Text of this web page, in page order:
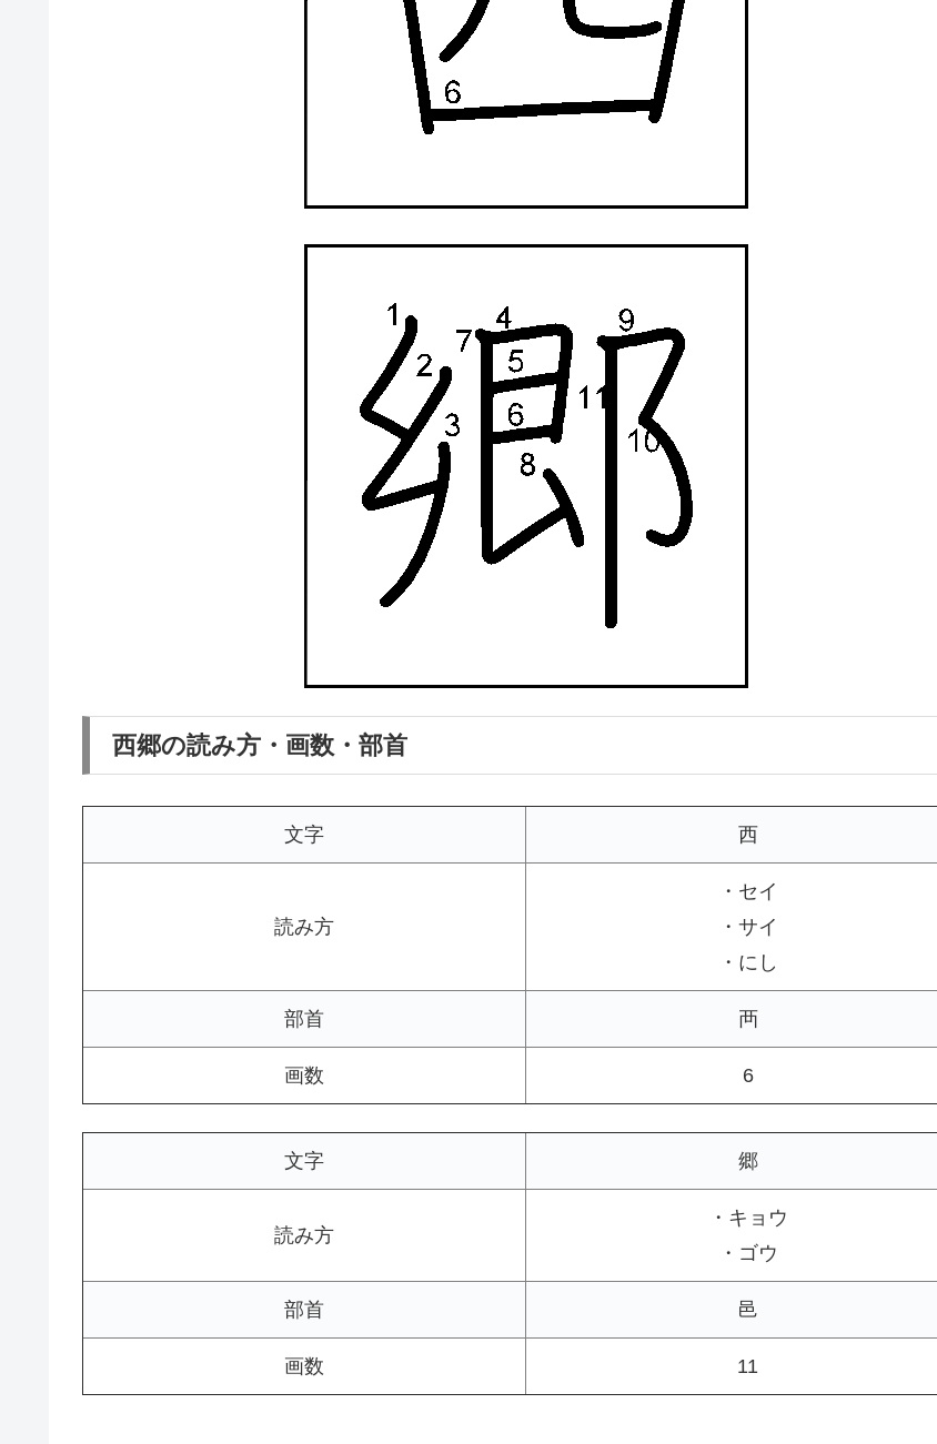
西郷の読み方・画数・部首
文字 西
読み方
・セイ
・サイ
・にし
部首 襾
画数 6
文字 郷
読み方
・キョウ
・ゴウ
部首 邑
画数 11